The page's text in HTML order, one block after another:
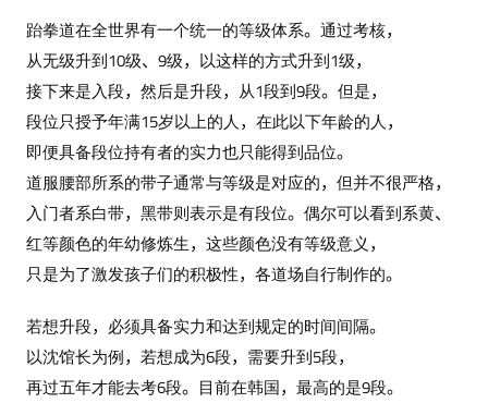
跆拳道在全世界有一个统一的等级体系。通过考核，
从无级升到10级、9级，以这样的方式升到1级，
接下来是入段，然后是升段，从1段到9段。但是，
段位只授予年满15岁以上的人，在此以下年龄的人，
即便具备段位持有者的实力也只能得到品位。
道服腰部所系的带子通常与等级是对应的，但并不很严格，
入门者系白带，黑带则表示是有段位。偶尔可以看到系黄、
红等颜色的年幼修炼生，这些颜色没有等级意义，
只是为了激发孩子们的积极性，各道场自行制作的。
若想升段，必须具备实力和达到规定的时间间隔。
以沈馆长为例，若想成为6段，需要升到5段，
再过五年才能去考6段。目前在韩国，最高的是9段。